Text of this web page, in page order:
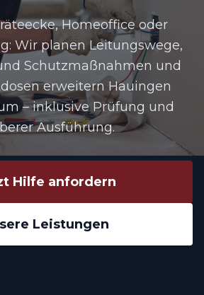
Homeoffice oder
Wir planen Leitungswege,
Schutzmaßnahmen und
erweitern Hauingen
– inklusive Prüfung und
Ausführung.
Hilfe anfordern
Leistungen